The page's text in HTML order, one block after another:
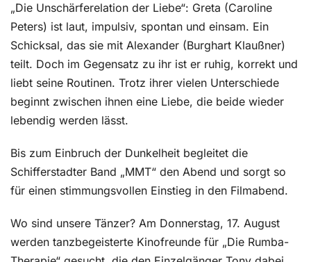
„Die Unschärferelation der Liebe“: Greta (Caroline
Peters) ist laut, impulsiv, spontan und einsam. Ein
Schicksal, das sie mit Alexander (Burghart Klaußner)
teilt. Doch im Gegensatz zu ihr ist er ruhig, korrekt und
liebt seine Routinen. Trotz ihrer vielen Unterschiede
beginnt zwischen ihnen eine Liebe, die beide wieder
lebendig werden lässt.
Bis zum Einbruch der Dunkelheit begleitet die
Schifferstadter Band „MMT“ den Abend und sorgt so
für einen stimmungsvollen Einstieg in den Filmabend.
Wo sind unsere Tänzer? Am Donnerstag, 17. August
werden tanzbegeisterte Kinofreunde für „Die Rumba-